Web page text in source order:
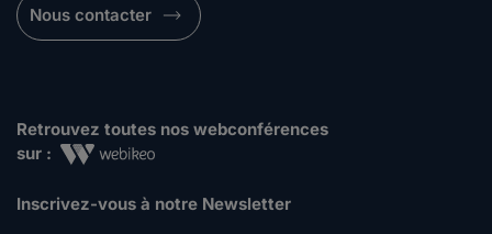
Nous contacter
Retrouvez toutes nos webconférences
sur :
Inscrivez-vous à notre Newsletter